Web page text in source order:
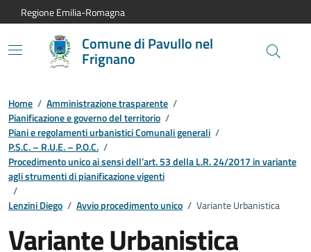
Vai al contenuto principale
Vai alla navigazione del sito
Vai al piede di pagina
Regione Emilia-Romagna
Comune di Pavullo nel
Frignano
Home / Amministrazione trasparente /
Pianificazione e governo del territorio /
Piani e regolamenti urbanistici Comunali generali /
P.S.C. – R.U.E. – P.O.C. /
Procedimento unico ai sensi dell’art. 53 della L.R. 24/2017 in variante
agli strumenti di pianificazione vigenti
/
Lenzini Diego / Avvio procedimento unico / Variante Urbanistica
Variante Urbanistica